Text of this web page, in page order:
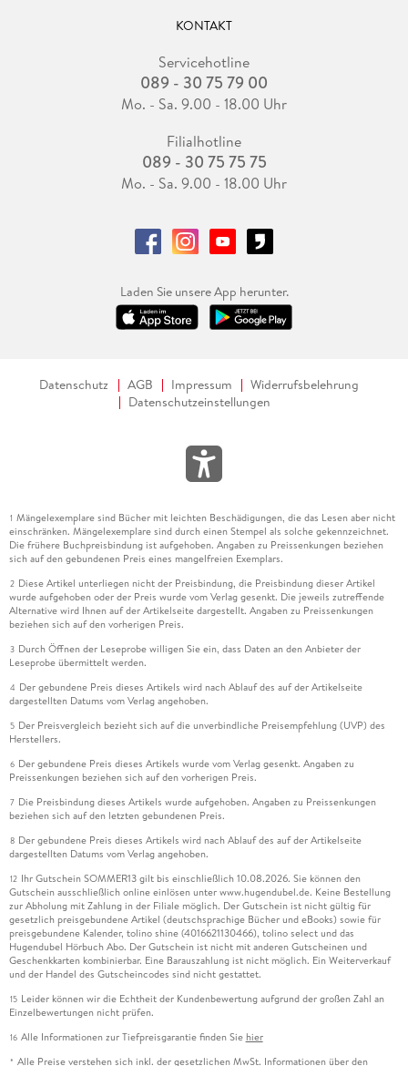
KONTAKT
Servicehotline
089 - 30 75 79 00
Mo. - Sa. 9.00 - 18.00 Uhr
Filialhotline
089 - 30 75 75 75
Mo. - Sa. 9.00 - 18.00 Uhr
Laden Sie unsere App herunter.
Datenschutz AGB Impressum
Widerrufsbelehrung
Datenschutzeinstellungen
1 Mängelexemplare sind Bücher mit leichten Beschädigungen, die das Lesen aber nicht
einschränken. Mängelexemplare sind durch einen Stempel als solche gekennzeichnet.
Die frühere Buchpreisbindung ist aufgehoben. Angaben zu Preissenkungen beziehen
sich auf den gebundenen Preis eines mangelfreien Exemplars.
2 Diese Artikel unterliegen nicht der Preisbindung, die Preisbindung dieser Artikel
wurde aufgehoben oder der Preis wurde vom Verlag gesenkt. Die jeweils zutreffende
Alternative wird Ihnen auf der Artikelseite dargestellt. Angaben zu Preissenkungen
beziehen sich auf den vorherigen Preis.
3 Durch Öffnen der Leseprobe willigen Sie ein, dass Daten an den Anbieter der
Leseprobe übermittelt werden.
4 Der gebundene Preis dieses Artikels wird nach Ablauf des auf der Artikelseite
dargestellten Datums vom Verlag angehoben.
5 Der Preisvergleich bezieht sich auf die unverbindliche Preisempfehlung (UVP) des
Herstellers.
6 Der gebundene Preis dieses Artikels wurde vom Verlag gesenkt. Angaben zu
Preissenkungen beziehen sich auf den vorherigen Preis.
7 Die Preisbindung dieses Artikels wurde aufgehoben. Angaben zu Preissenkungen
beziehen sich auf den letzten gebundenen Preis.
8 Der gebundene Preis dieses Artikels wird nach Ablauf des auf der Artikelseite
dargestellten Datums vom Verlag angehoben.
12 Ihr Gutschein SOMMER13 gilt bis einschließlich 10.08.2026. Sie können den
Gutschein ausschließlich online einlösen unter www.hugendubel.de. Keine Bestellung
zur Abholung mit Zahlung in der Filiale möglich. Der Gutschein ist nicht gültig für
gesetzlich preisgebundene Artikel (deutschsprachige Bücher und eBooks) sowie für
preisgebundene Kalender, tolino shine (4016621130466), tolino select und das
Hugendubel Hörbuch Abo. Der Gutschein ist nicht mit anderen Gutscheinen und
Geschenkkarten kombinierbar. Eine Barauszahlung ist nicht möglich. Ein Weiterverkauf
und der Handel des Gutscheincodes sind nicht gestattet.
15 Leider können wir die Echtheit der Kundenbewertung aufgrund der großen Zahl an
Einzelbewertungen nicht prüfen.
16 Alle Informationen zur Tiefpreisgarantie finden Sie hier
* Alle Preise verstehen sich inkl. der gesetzlichen MwSt. Informationen über den